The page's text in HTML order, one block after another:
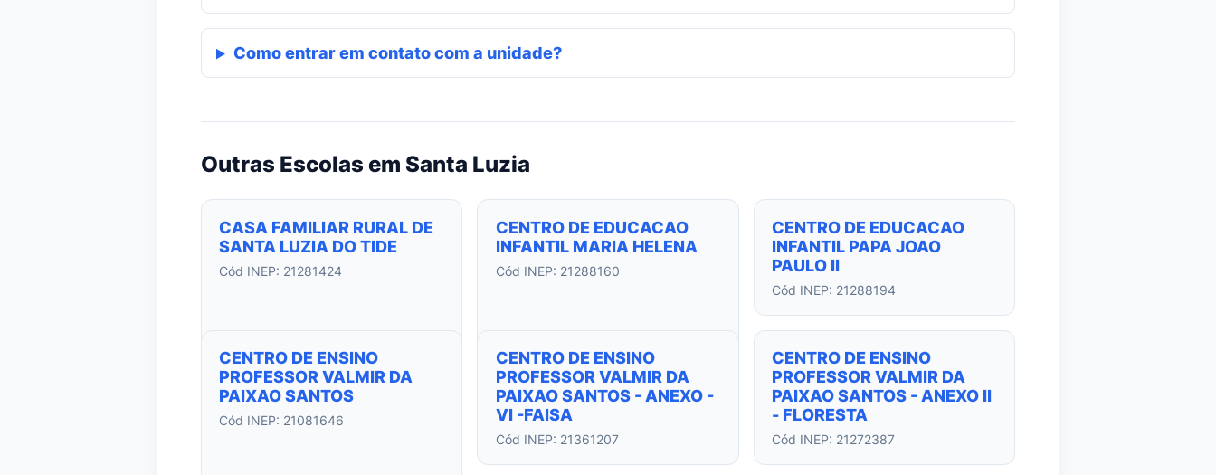
Como entrar em contato com a unidade?
Outras Escolas em Santa Luzia
CASA FAMILIAR RURAL DE
SANTA LUZIA DO TIDE
Cód INEP: 21281424
CENTRO DE EDUCACAO
INFANTIL MARIA HELENA
Cód INEP: 21288160
CENTRO DE EDUCACAO
INFANTIL PAPA JOAO
PAULO II
Cód INEP: 21288194
CENTRO DE ENSINO
PROFESSOR VALMIR DA
PAIXAO SANTOS
Cód INEP: 21081646
CENTRO DE ENSINO
PROFESSOR VALMIR DA
PAIXAO SANTOS - ANEXO -
VI -FAISA
Cód INEP: 21361207
CENTRO DE ENSINO
PROFESSOR VALMIR DA
PAIXAO SANTOS - ANEXO II
- FLORESTA
Cód INEP: 21272387